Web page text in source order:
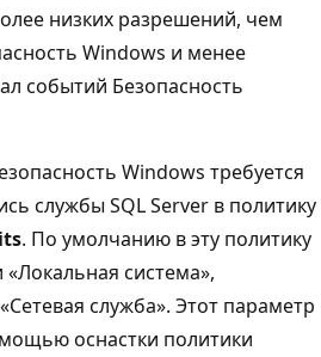
низких разрешений, чем
Windows и менее
событий Безопасность
Windows требуется
службы SQL Server в политику
. По умолчанию в эту политику
система»,
служба». Этот параметр
оснастки политики